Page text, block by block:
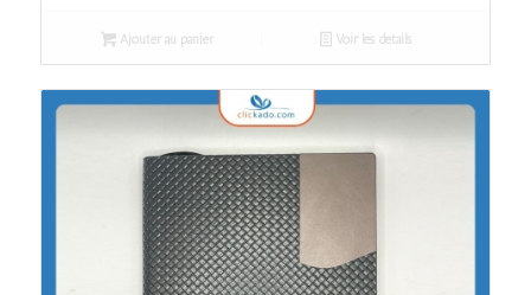
Ajouter au panier Voir les détails